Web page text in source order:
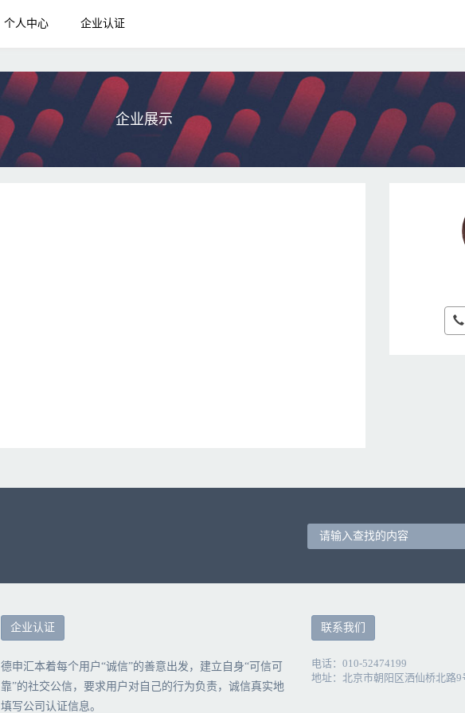
个人中心 企业认证
企业展示
企业认证
德申汇本着每个用户“诚信”的善意出发，建立自身“可信可
靠”的社交公信，要求用户对自己的行为负责，诚信真实地
填写公司认证信息。
联系我们
电话：010-52474199
地址：北京市朝阳区洒仙桥北路